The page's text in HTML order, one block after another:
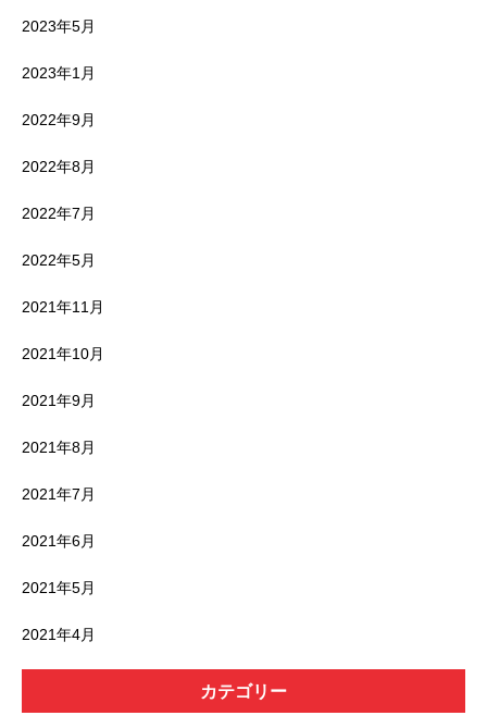
2023年5月
2023年1月
2022年9月
2022年8月
2022年7月
2022年5月
2021年11月
2021年10月
2021年9月
2021年8月
2021年7月
2021年6月
2021年5月
2021年4月
カテゴリー